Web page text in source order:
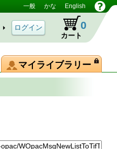
一般 かな English
カート
0
マイライブラリー